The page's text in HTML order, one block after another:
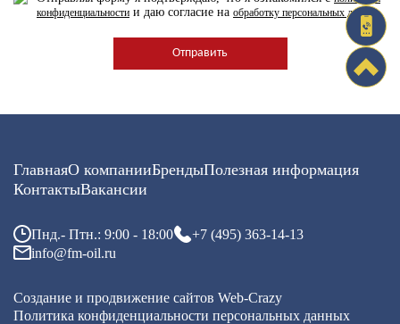
конфиденциальности и даю согласие на обработку персональных данных
ГлавнаяО компанииБрендыПолезная информация
КонтактыВакансии
Пнд.- Птн.: 9:00 - 18:00
+7 (495) 363-14-13
info@fm-oil.ru
Создание и продвижение сайтов Web-Crazy
Политика конфиденциальности персональных данных